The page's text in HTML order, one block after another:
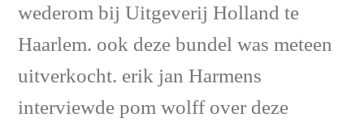
wederom bij Uitgeverij Holland te
Haarlem. ook deze bundel was meteen
uitverkocht. erik jan Harmens
interviewde pom wolff over deze